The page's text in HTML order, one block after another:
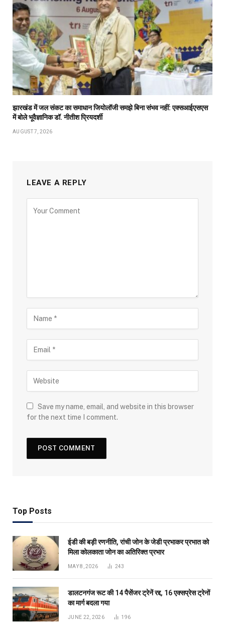
झारखंड में जल संकट का समाधान जियोलॉजी समझे बिना संभव नहीं: एक्सआईएसएस
में बोले भूवैज्ञानिक डॉ. नीतीश प्रियदर्शी
AUGUST 7, 2026
LEAVE A REPLY
Save my name, email, and website in this browser
for the next time I comment.
Top Posts
ईडी की बड़ी रणनीति, रांची जोन के जेडी प्रभाकर प्रभात को
मिला कोलकाता जोन का अतिरिक्त प्रभार
MAY 8, 2026 243
डालटनगंज रूट की 14 पैसेंजर ट्रेनें रद्द, 16 एक्सप्रेस ट्रेनों
का मार्ग बदला गया
JUNE 22, 2026 196